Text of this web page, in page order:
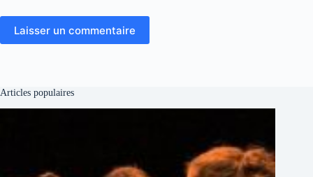
Laisser un commentaire
Articles populaires